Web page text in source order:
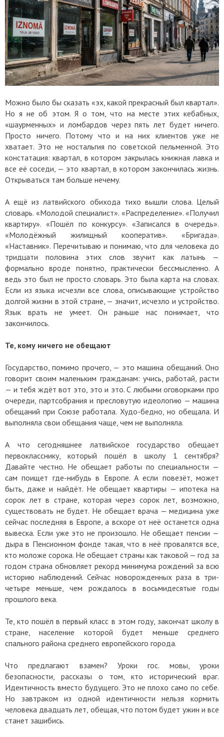
Можно было бы сказать «эх, какой прекрасный был квартал».
Но я не об этом. Я о том, что на месте этих кебабных,
«шаурменных» и ломбардов через пять лет будет ничего.
Просто ничего. Потому что и на них клиентов уже не
хватает. Это не ностальгия по советской пельменной. Это
констатация: квартал, в котором закрылась книжная лавка и
все её соседи, — это квартал, в котором закончилась жизнь.
Открываться там больше нечему.
А ещё из латвийского обихода тихо вышли слова. Целый
словарь. «Молодой специалист». «Распределение». «Получил
квартиру». «Пошёл по конкурсу». «Записался в очередь».
«Молодёжный жилищный кооператив». «Бригада».
«Наставник». Перечитываю и понимаю, что для человека до
тридцати половина этих слов звучит как латынь —
формально вроде понятно, практически бессмысленно. А
ведь это был не просто словарь. Это была карта на словах.
Если из языка исчезли все слова, описывающие устройство
долгой жизни в этой стране, — значит, исчезло и устройство.
Язык врать не умеет. Он раньше нас понимает, что
закончилось.
Те, кому ничего не обещают
Государство, помимо прочего, — это машина обещаний. Оно
говорит своим маленьким гражданам: учись, работай, расти
— и тебя ждёт вот это, это и это. С любыми оговорками про
очереди, партсобрания и пресловутую идеологию — машина
обещаний при Союзе работала. Худо-бедно, но обещала. И
выполняла свои обещания чаще, чем не выполняла.
А что сегодняшнее латвийское государство обещает
первокласснику, который пошёл в школу 1 сентября?
Давайте честно. Не обещает работы по специальности —
сам поищет где-нибудь в Европе. А если повезёт, может
быть, даже и найдёт. Не обещает квартиры — ипотека на
сорок лет в стране, которая через сорок лет, возможно,
существовать не будет. Не обещает врача — медицина уже
сейчас последняя в Европе, а вскоре от неё останется одна
вывеска. Если уже это не произошло. Не обещает пенсии —
дыра в Пенсионном фонде такая, что в неё провалятся все,
кто моложе сорока. Не обещает страны как таковой — год за
годом страна обновляет рекорд минимума рождений за всю
историю наблюдений. Сейчас новорожденных раза в три-
четыре меньше, чем рождалось в восьмидесятые годы
прошлого века.
Те, кто пошёл в первый класс в этом году, закончат школу в
стране, население которой будет меньше среднего
спального района среднего европейского города.
Что предлагают взамен? Уроки гос. мовы, уроки
безопасности, рассказы о том, кто исторический враг.
Идентичность вместо будущего. Это не плохо само по себе.
Но завтраком из одной идентичности нельзя кормить
человека двадцать лет, обещая, что потом будет ужин и все
станет зашибись.